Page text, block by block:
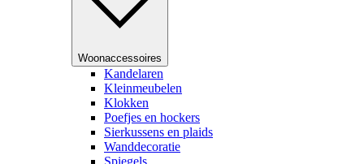
Woonaccessoires
Kandelaren
Kleinmeubelen
Klokken
Poefjes en hockers
Sierkussens en plaids
Wanddecoratie
Spiegels